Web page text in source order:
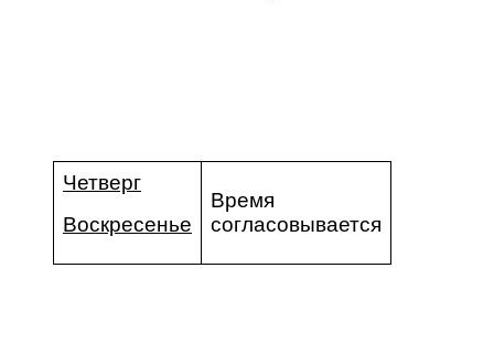
Четверг
Воскресенье
Время
согласовывается